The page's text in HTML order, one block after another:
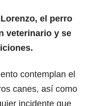
Lorenzo, el perro
veterinario y se
contemplan el
canes, así como
incidente que